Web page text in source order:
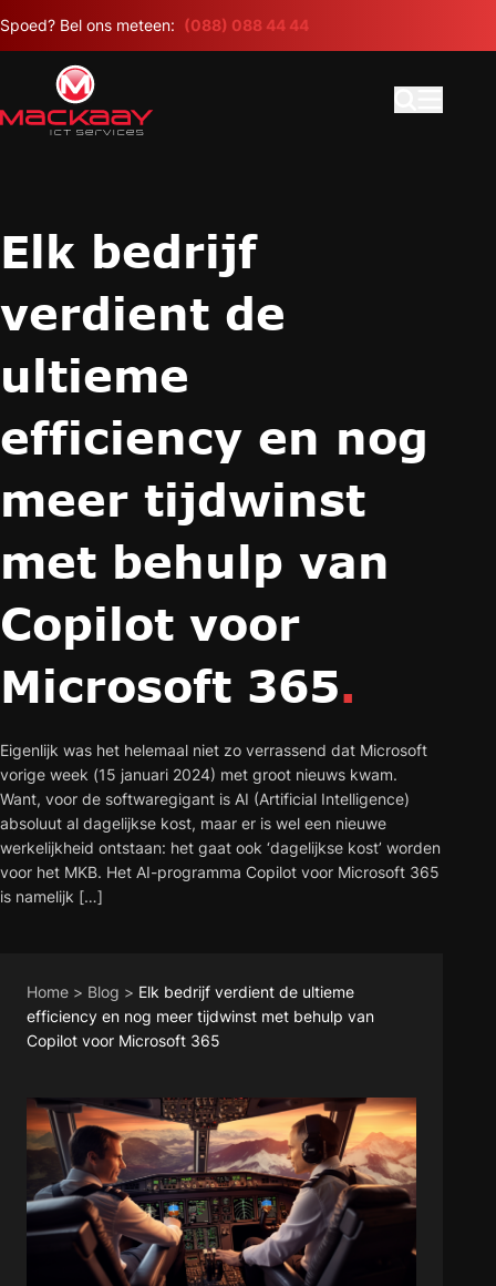
Spoed? Bel ons meteen: (088) 088 44 44
Elk bedrijf
verdient de
ultieme
efficiency en nog
meer tijdwinst
met behulp van
Copilot voor
Microsoft 365.
Eigenlijk was het helemaal niet zo verrassend dat Microsoft
vorige week (15 januari 2024) met groot nieuws kwam.
Want, voor de softwaregigant is AI (Artificial Intelligence)
absoluut al dagelijkse kost, maar er is wel een nieuwe
werkelijkheid ontstaan: het gaat ook ‘dagelijkse kost’ worden
voor het MKB. Het AI-programma Copilot voor Microsoft 365
is namelijk […]
Home > Blog > Elk bedrijf verdient de ultieme
efficiency en nog meer tijdwinst met behulp van
Copilot voor Microsoft 365